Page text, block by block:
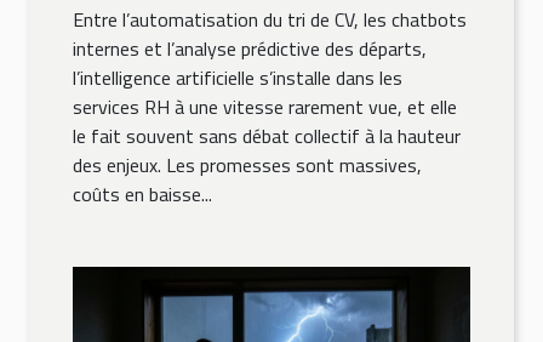
Entre l’automatisation du tri de CV, les chatbots
internes et l’analyse prédictive des départs,
l’intelligence artificielle s’installe dans les
services RH à une vitesse rarement vue, et elle
le fait souvent sans débat collectif à la hauteur
des enjeux. Les promesses sont massives,
coûts en baisse...